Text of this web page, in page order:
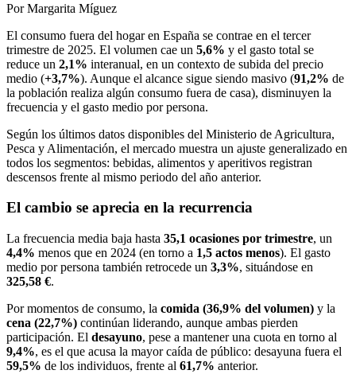
Por Margarita Míguez
El consumo fuera del hogar en España se contrae en el tercer
trimestre de 2025. El volumen cae un 5,6% y el gasto total se
reduce un 2,1% interanual, en un contexto de subida del precio
medio (+3,7%). Aunque el alcance sigue siendo masivo (91,2% de
la población realiza algún consumo fuera de casa), disminuyen la
frecuencia y el gasto medio por persona.
Según los últimos datos disponibles del Ministerio de Agricultura,
Pesca y Alimentación, el mercado muestra un ajuste generalizado en
todos los segmentos: bebidas, alimentos y aperitivos registran
descensos frente al mismo periodo del año anterior.
El cambio se aprecia en la recurrencia
La frecuencia media baja hasta 35,1 ocasiones por trimestre, un
4,4% menos que en 2024 (en torno a 1,5 actos menos). El gasto
medio por persona también retrocede un 3,3%, situándose en
325,58 €.
Por momentos de consumo, la comida (36,9% del volumen) y la
cena (22,7%) continúan liderando, aunque ambas pierden
participación. El desayuno, pese a mantener una cuota en torno al
9,4%, es el que acusa la mayor caída de público: desayuna fuera el
59,5% de los individuos, frente al 61,7% anterior.